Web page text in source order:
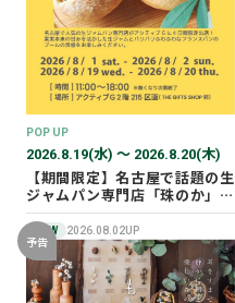
POP UP
2026.8.19(水) 〜 2026.8.20(木)
【期間限定】名古屋で話題の生
ジャムパン専門店「珠のか」
POP UP SHOP
NEW 2026.08.02UP
予告